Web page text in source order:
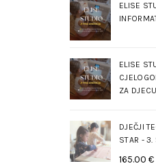
ELISE
ELISE
ZA
DJEČJI
STAR - 3.
165.00 €